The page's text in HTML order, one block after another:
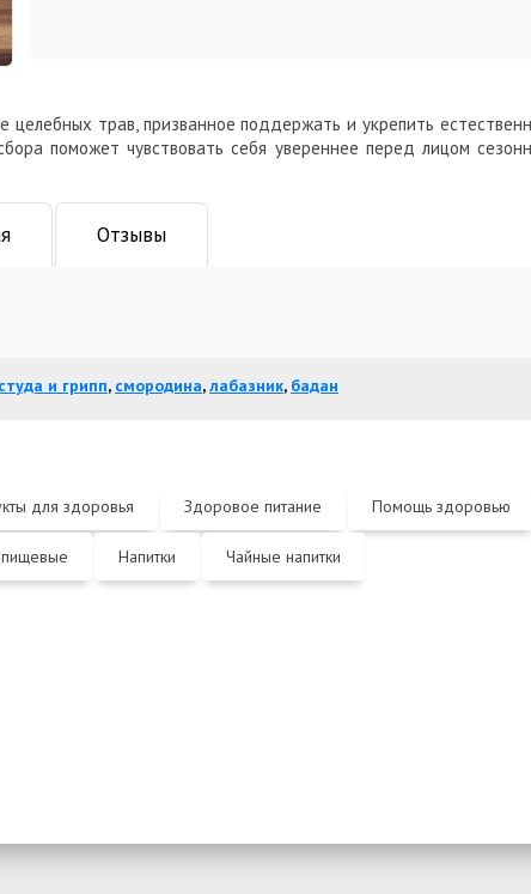
трав, призванное поддержать и укрепить
поможет чувствовать себя увереннее перед лицом
Отзывы
и грипп, смородина,лабазник, бадан
для здоровья Здоровое питание Помощь здоровью
Напитки Чайные напитки